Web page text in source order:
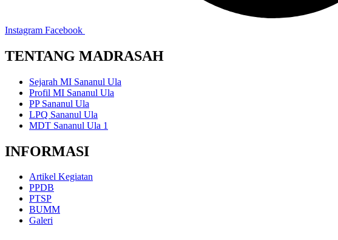
Instagram Facebook
TENTANG MADRASAH
Sejarah MI Sananul Ula
Profil MI Sananul Ula
PP Sananul Ula
LPQ Sananul Ula
MDT Sananul Ula 1
INFORMASI
Artikel Kegiatan
PPDB
PTSP
BUMM
Galeri